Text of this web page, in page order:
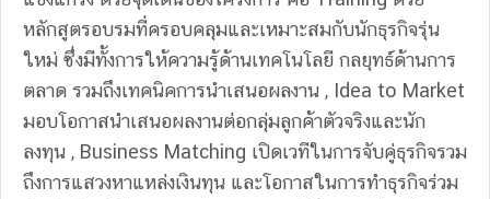
หลักสูตรอบรมที่ครอบคลุมและเหมาะสมกับนักธุรกิจรุ่น
ใหม่ ซึ่งมีทั้งการให้ความรู้ด้านเทคโนโลยี กลยุทธ์ด้านการ
ตลาด รวมถึงเทคนิคการนำเสนอผลงาน , Idea to Market
มอบโอกาสนำเสนอผลงานต่อกลุ่มลูกค้าตัวจริงและนัก
ลงทุน , Business Matching เปิดเวทีในการจับคู่ธุรกิจรวม
ถึงการแสวงหาแหล่งเงินทุน และโอกาสในการทำธุรกิจร่วม